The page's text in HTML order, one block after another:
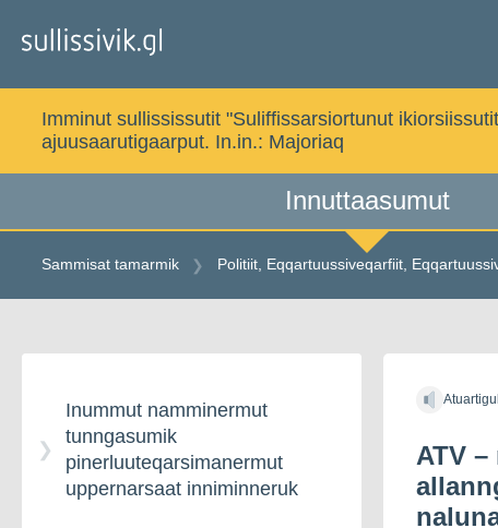
Imminut sullississutit "Suliffissarsiortunut
ajuusaarutigaarput. In.in.: Majoriaq
Innuttaasumut
Sammisat tamarmik Politiit, Eqqartuussiveqarfiit,
indholdetInummut namminermut
tunngasumik
pinerluuteqarsimanermut
uppernarsaat inniminneruk
ATV